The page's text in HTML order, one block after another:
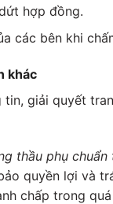
hợp đồng.
các bên khi
khác
tin, giải quyết
thầu phụ chuẩn
quyền lợi và
chấp trong